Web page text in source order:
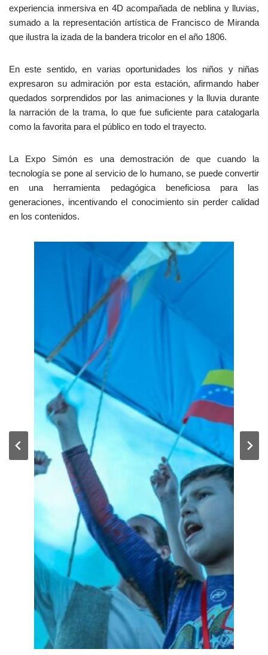
experiencia inmersiva en 4D acompañada de neblina y lluvias,
sumado a la representación artística de Francisco de Miranda
que ilustra la izada de la bandera tricolor en el año 1806.
En este sentido, en varias oportunidades los niños y niñas
expresaron su admiración por esta estación, afirmando haber
quedados sorprendidos por las animaciones y la lluvia durante
la narración de la trama, lo que fue suficiente para catalogarla
como la favorita para el público en todo el trayecto.
La Expo Simón es una demostración de que cuando la
tecnología se pone al servicio de lo humano, se puede convertir
en una herramienta pedagógica beneficiosa para las
generaciones, incentivando el conocimiento sin perder calidad
en los contenidos.